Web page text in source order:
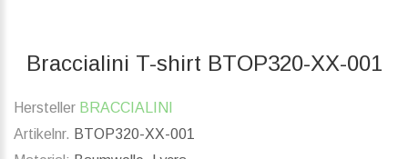
Braccialini T-shirt BTOP320-XX-001
Hersteller BRACCIALINI
Artikelnr. BTOP320-XX-001